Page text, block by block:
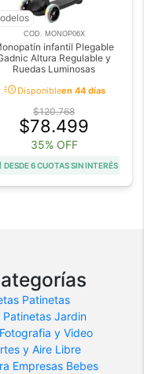
COD. MONOP06X
infantil Plegable
Altura Regulable y
Ruedas Luminosas
acuteDisponibleen 44 días
$120.768
$78.499
35% OFF
DESDE 6 CUOTAS SIN INTERÉS
Patinetas
Patinetas Jardin
Fotografia y Video
y Aire Libre
Empresas Bebes